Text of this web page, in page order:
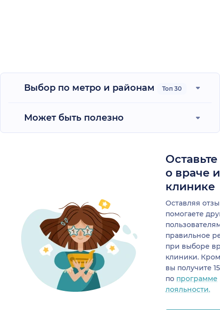
Выбор по метро и районам Топ 30
Может быть полезно
о враче
клинике
Оставляя
помогаете
правильное
при выборе
клиники.
вы получите
по программе
лояльности.